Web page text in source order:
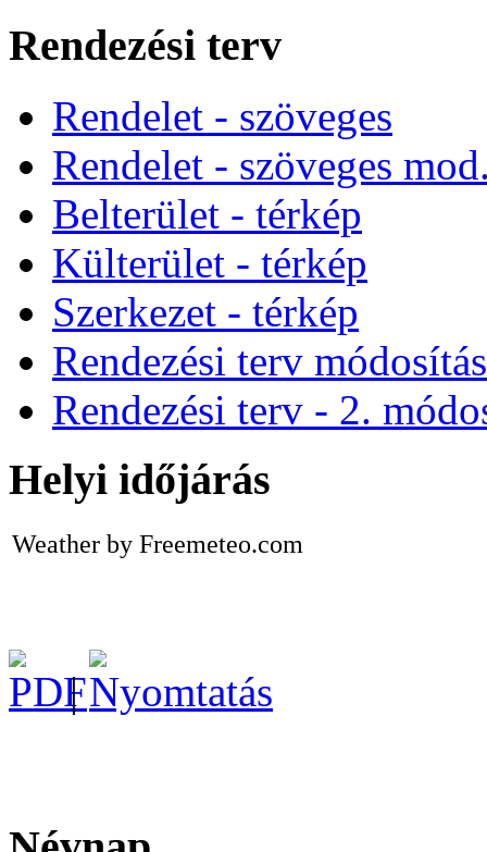
Rendezési terv
Rendelet - szöveges
Rendelet - szöveges
Belterület - térkép
Külterület - térkép
Szerkezet - térkép
Rendezési terv
Rendezési terv - 2.
Helyi időjárás
Weather by Freemeteo.com
|